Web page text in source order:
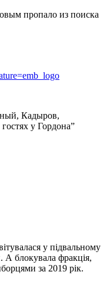
пропало из поиска
Кадыров,
у Гордона”
у підвальному
А блокувала фракція,
за 2019 рік.